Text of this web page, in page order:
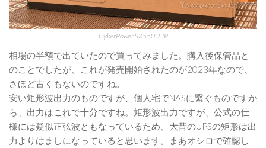
CyberPower SX550U JP
相場の半額で出ていたので買ってみました。購入後保管品と
のことでしたが、これが発売開始されたのが2023年なので、
さほど古くもないのですね。
安い矩形波出力のものですが、個人宅でNASに繋ぐものですか
ら、出力はこれで十分ですね。矩形波出力ですが、公式の仕
様には疑似正弦波ともなっているため、大昔のUPSの矩形は出
力よりはましになっていると思います。まあオシロで確認し